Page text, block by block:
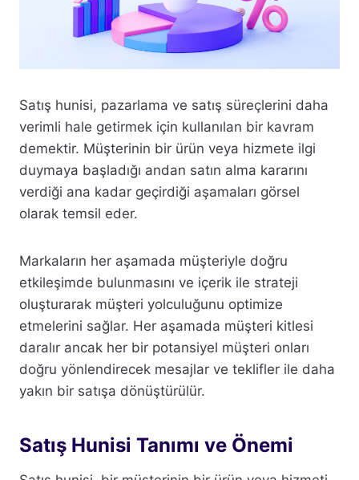
Satış hunisi, pazarlama ve satış süreçlerini daha
verimli hale getirmek için kullanılan bir kavram
demektir. Müşterinin bir ürün veya hizmete ilgi
duymaya başladığı andan satın alma kararını
verdiği ana kadar geçirdiği aşamaları görsel
olarak temsil eder.
Markaların her aşamada müşteriyle doğru
etkileşimde bulunmasını ve içerik ile strateji
oluşturarak müşteri yolculuğunu optimize
etmelerini sağlar. Her aşamada müşteri kitlesi
daralır ancak her bir potansiyel müşteri onları
doğru yönlendirecek mesajlar ve teklifler ile daha
yakın bir satışa dönüştürülür.
Satış Hunisi Tanımı ve Önemi